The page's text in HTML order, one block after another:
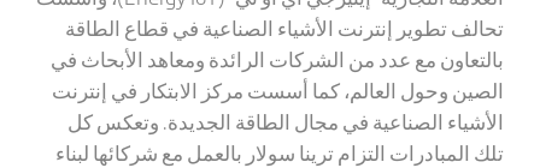
تحالف تطوير إنترنت الأشياء الصناعية في قطاع الطاقة
بالتعاون مع عدد من الشركات الرائدة ومعاهد الأبحاث في
الصين وحول العالم، كما أسست مركز الابتكار في إنترنت
الأشياء الصناعية في مجال الطاقة الجديدة. وتعكس كل
تلك المبادرات التزام ترينا سولار بالعمل مع شركائها لبناء